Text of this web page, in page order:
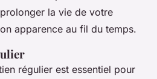
la vie de votre
apparence au fil du temps.
régulier est essentiel pour